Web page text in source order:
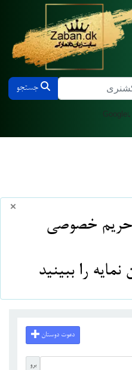
جستجو
×
حریم خصوصی
را ببینید
برو
دعوت دوستان